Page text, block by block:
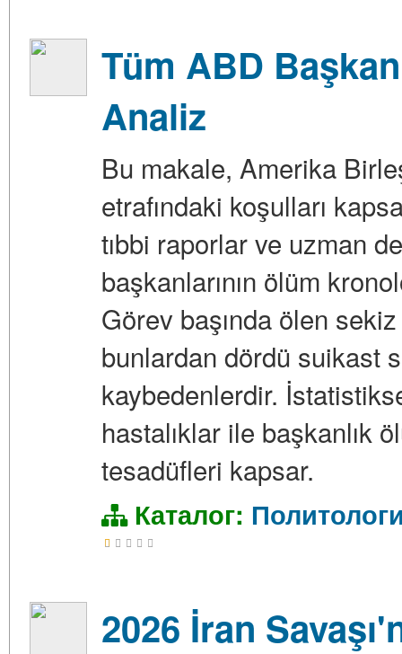
Tüm ABD
Analiz
Bu makale, Amerika
etrafındaki koşulları
tıbbi raporlar ve uzman
başkanlarının ölüm
Görev başında ölen
bunlardan dördü suikast
kaybedenlerdir.
hastalıklar ile başkanlık
tesadüfleri kapsar.
Каталог:
2026 İran